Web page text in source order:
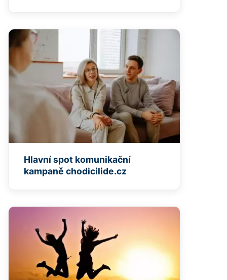
Hlavní spot komunikační
kampaně chodicilide.cz